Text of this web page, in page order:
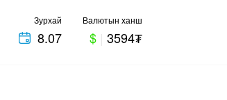
Зурхай
8.07
Валютын ханш
$ | 3594₮